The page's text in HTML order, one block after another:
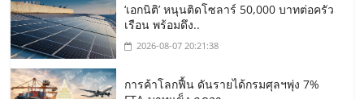
‘เอกนิติ’ หนุนติดโซลาร์ 50,000 บาทต่อครัว
เรือน พร้อมดึง..
2026-08-07 20:21:38
การค้าโลกฟื้น ดันรายได้กรมศุลฯพุ่ง 7%